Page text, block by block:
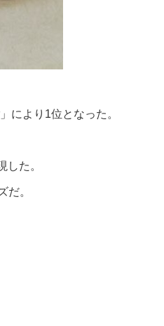
により1位となった。
た。
だ。